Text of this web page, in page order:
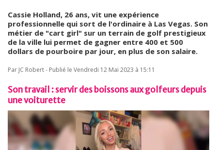
Cassie Holland, 26 ans, vit une expérience
professionnelle qui sort de l'ordinaire à Las Vegas. Son
métier de "cart girl" sur un terrain de golf prestigieux
de la ville lui permet de gagner entre 400 et 500
dollars de pourboire par jour, en plus de son salaire.
Par JC Robert - Publié le Vendredi 12 Mai 2023 à 15:11
Son travail : servir des boissons aux golfeurs depuis
une voiturette